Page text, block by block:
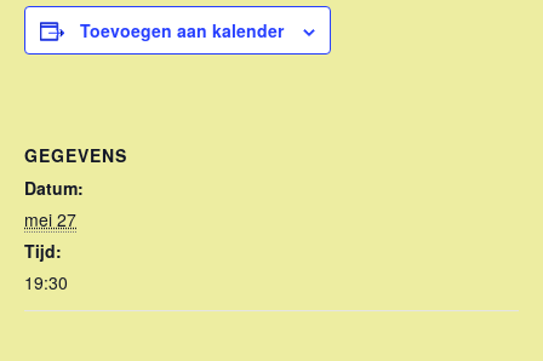
Toevoegen aan kalender
GEGEVENS
Datum:
mei 27
Tijd:
19:30